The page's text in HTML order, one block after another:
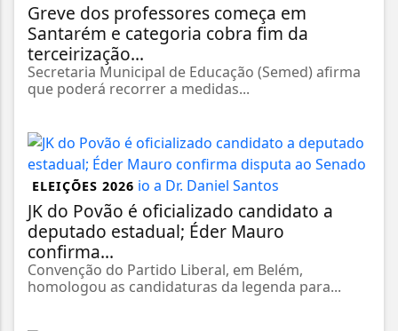
Greve dos professores começa em
Santarém e categoria cobra fim da
terceirização...
Secretaria Municipal de Educação (Semed) afirma
que poderá recorrer a medidas...
ELEIÇÕES 2026
JK do Povão é oficializado candidato a
deputado estadual; Éder Mauro
confirma...
Convenção do Partido Liberal, em Belém,
homologou as candidaturas da legenda para...